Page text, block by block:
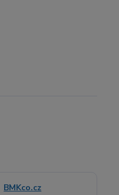
BMKco.cz